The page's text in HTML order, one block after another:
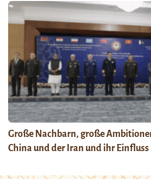
Große Nachbarn, große
China und der Iran und ihr